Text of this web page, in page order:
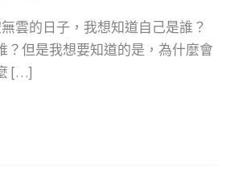
雲的日子，我想知道自己是誰？
？但是我想要知道的是，為什麼會
[…]